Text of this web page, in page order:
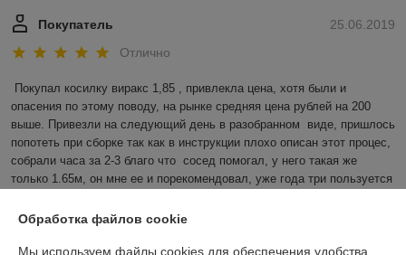
25.06.2019
Покупатель
Отлично
Покупал косилку виракс 1,85 , привлекла цена, хотя были и
опасения по этому поводу, на рынке средняя цена рублей на 200
выше. Привезли на следующий день в разобранном  виде, пришлось
попотеть при сборке так как в инструкции плохо описан этот процес,
собрали часа за 2-3 благо что  сосед помогал, у него такая же
только 1.65м, он мне ее и порекомендовал, уже года три пользуется
Обработка файлов cookie
Мы используем файлы cookies для обеспечения удобства